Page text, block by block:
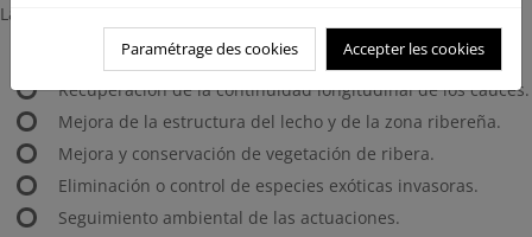
Las actuaciones previstas en estos tramos de río son, entre otras:
Retirada de residuos.
Recuperación de la continuidad longitudinal de los cauces.
Mejora de la estructura del lecho y de la zona ribereña.
Mejora y conservación de vegetación de ribera.
Eliminación o control de especies exóticas invasoras.
Seguimiento ambiental de las actuaciones.
Paramétrage des cookies Accepter les cookies